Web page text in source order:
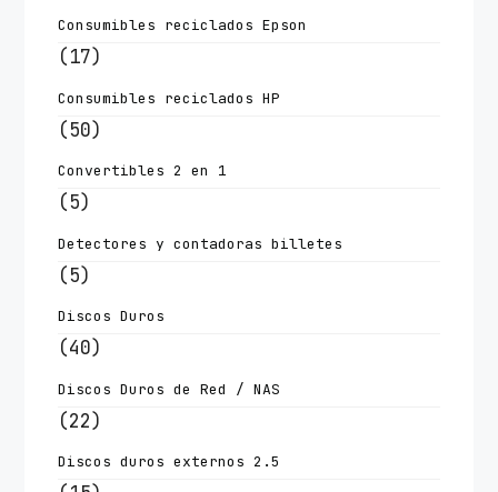
Consumibles reciclados Epson
(17)
Consumibles reciclados HP
(50)
Convertibles 2 en 1
(5)
Detectores y contadoras billetes
(5)
Discos Duros
(40)
Discos Duros de Red / NAS
(22)
Discos duros externos 2.5